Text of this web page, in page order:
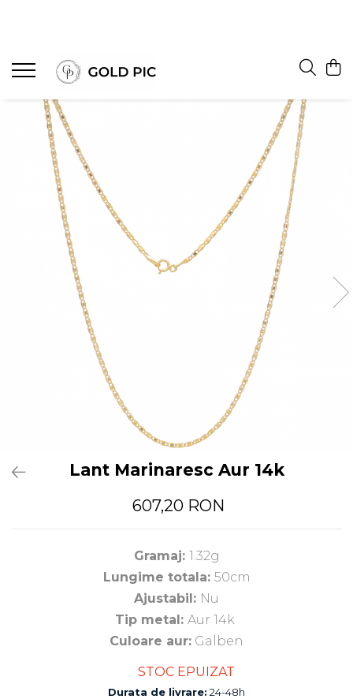
Lant Marinaresc Aur 14k
607,20 RON
Gramaj: 1.32g
Lungime totala: 50cm
Ajustabil: Nu
Tip metal: Aur 14k
Culoare aur: Galben
STOC EPUIZAT
Durata de livrare: 24-48h